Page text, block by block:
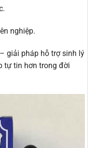
nghiệp.
– giải pháp hỗ trợ sinh lý
tự tin hơn trong đời